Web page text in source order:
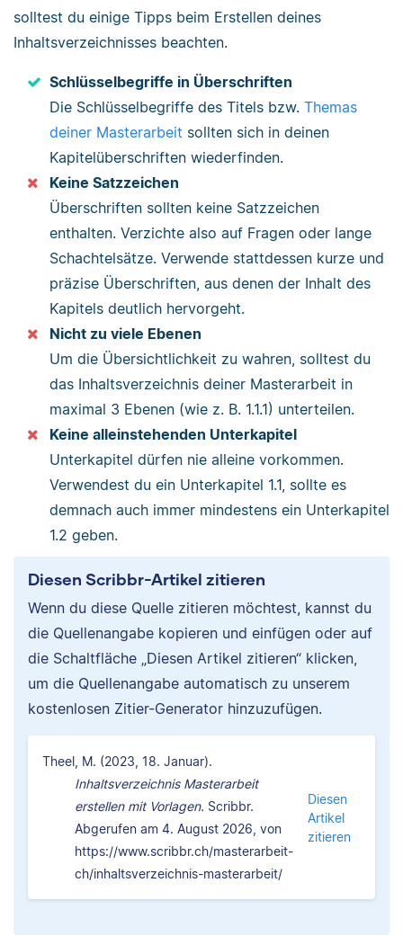
solltest du einige Tipps beim Erstellen deines
Inhaltsverzeichnisses beachten.
Schlüsselbegriffe in Überschriften
Die Schlüsselbegriffe des Titels bzw. Themas
deiner Masterarbeit sollten sich in deinen
Kapitelüberschriften wiederfinden.
Keine Satzzeichen
Überschriften sollten keine Satzzeichen
enthalten. Verzichte also auf Fragen oder lange
Schachtelsätze. Verwende stattdessen kurze und
präzise Überschriften, aus denen der Inhalt des
Kapitels deutlich hervorgeht.
Nicht zu viele Ebenen
Um die Übersichtlichkeit zu wahren, solltest du
das Inhaltsverzeichnis deiner Masterarbeit in
maximal 3 Ebenen (wie z. B. 1.1.1) unterteilen.
Keine alleinstehenden Unterkapitel
Unterkapitel dürfen nie alleine vorkommen.
Verwendest du ein Unterkapitel 1.1, sollte es
demnach auch immer mindestens ein Unterkapitel
1.2 geben.
Diesen Scribbr-Artikel zitieren
Wenn du diese Quelle zitieren möchtest, kannst du
die Quellenangabe kopieren und einfügen oder auf
die Schaltfläche „Diesen Artikel zitieren“ klicken,
um die Quellenangabe automatisch zu unserem
kostenlosen Zitier-Generator hinzuzufügen.
Theel, M. (2023, 18. Januar).
Inhaltsverzeichnis Masterarbeit
erstellen mit Vorlagen. Scribbr.
Abgerufen am 4. August 2026, von
https://www.scribbr.ch/masterarbeit-
ch/inhaltsverzeichnis-masterarbeit/
Diesen
Artikel
zitieren